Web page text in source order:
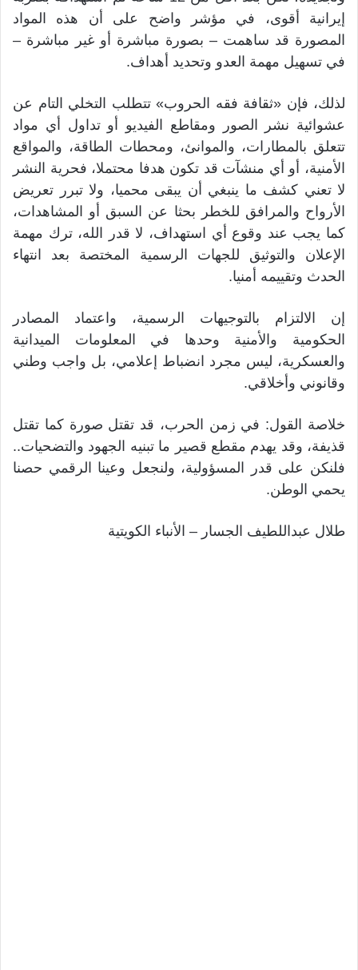
إيرانية أقوى، في مؤشر واضح على أن هذه المواد
المصورة قد ساهمت – بصورة مباشرة أو غير مباشرة –
في تسهيل مهمة العدو وتحديد أهداف.
لذلك، فإن «ثقافة فقه الحروب» تتطلب التخلي التام عن
عشوائية نشر الصور ومقاطع الفيديو أو تداول أي مواد
تتعلق بالمطارات، والموانئ، ومحطات الطاقة، والمواقع
الأمنية، أو أي منشآت قد تكون هدفا محتملا، فحرية النشر
لا تعني كشف ما ينبغي أن يبقى محميا، ولا تبرر تعريض
الأرواح والمرافق للخطر بحثا عن السبق أو المشاهدات،
كما يجب عند وقوع أي استهداف، لا قدر الله، ترك مهمة
الإعلان والتوثيق للجهات الرسمية المختصة بعد انتهاء
الحدث وتقييمه أمنيا.
إن الالتزام بالتوجيهات الرسمية، واعتماد المصادر
الحكومية والأمنية وحدها في المعلومات الميدانية
والعسكرية، ليس مجرد انضباط إعلامي، بل واجب وطني
وقانوني وأخلاقي.
خلاصة القول: في زمن الحرب، قد تقتل صورة كما تقتل
قذيفة، وقد يهدم مقطع قصير ما تبنيه الجهود والتضحيات..
فلنكن على قدر المسؤولية، ولنجعل وعينا الرقمي حصنا
يحمي الوطن.
طلال عبداللطيف الجسار – الأنباء الكويتية